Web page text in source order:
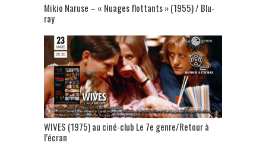
Mikio Naruse – « Nuages flottants » (1955) / Blu-
ray
WIVES (1975) au ciné-club Le 7e genre/Retour à
l’écran